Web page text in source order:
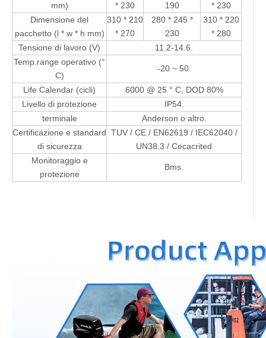
mm)
* 230
190
* 230
Dimensione del
pacchetto (l * w * h mm)
310 * 210
* 270
280 * 245 *
230
310 * 220
* 280
Tensione di lavoro (V)
11.2-14.6.
Temp.range operativo (°
C)
-20 ~ 50.
Life Calendar (cicli)
6000 @ 25 ° C, DOD 80%
Livello di protezione
IP54.
terminale
Anderson o altro.
Certificazione e standard
di sicurezza
TUV / CE / EN62619 / IEC62040 /
UN38.3 / Cecacrited
Monitoraggio e
protezione
Bms.